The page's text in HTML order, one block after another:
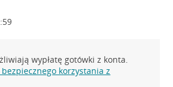
wypłatę gotówki z konta.
bezpiecznego korzystania z